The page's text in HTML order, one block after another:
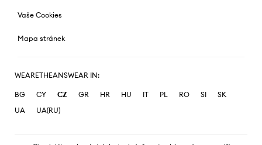
Vaše Cookies
Mapa stránek
WEARETHEANSWEAR IN:
BG CY CZ GR HR HU IT PL RO SI
SK
UA
UA(RU)